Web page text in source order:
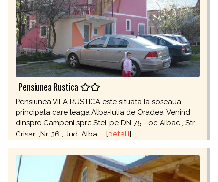
Pensiunea Rustica
Pensiunea VILA RUSTICA este situata la soseaua
principala care leaga Alba-Iulia de Oradea. Venind
dinspre Campeni spre Stei, pe DN 75 ,Loc Albac , Str.
Crisan ,Nr. 36 , Jud. Alba ... [detalii]